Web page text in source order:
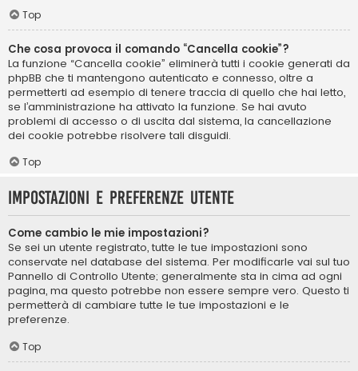
Top
Che cosa provoca il comando “Cancella cookie”?
La funzione “Cancella cookie” eliminerà tutti i cookie generati da
phpBB che ti mantengono autenticato e connesso, oltre a
permetterti ad esempio di tenere traccia di quello che hai letto,
se l’amministrazione ha attivato la funzione. Se hai avuto
problemi di accesso o di uscita dal sistema, la cancellazione
dei cookie potrebbe risolvere tali disguidi.
Top
Impostazioni e preferenze utente
Come cambio le mie impostazioni?
Se sei un utente registrato, tutte le tue impostazioni sono
conservate nel database del sistema. Per modificarle vai sul tuo
Pannello di Controllo Utente; generalmente sta in cima ad ogni
pagina, ma questo potrebbe non essere sempre vero. Questo ti
permetterà di cambiare tutte le tue impostazioni e le
preferenze.
Top